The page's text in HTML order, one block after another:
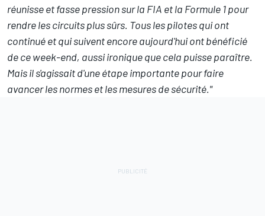
réunisse et fasse pression sur la FIA et la Formule 1 pour
rendre les circuits plus sûrs. Tous les pilotes qui ont
continué et qui suivent encore aujourd'hui ont bénéficié
de ce week-end, aussi ironique que cela puisse paraître.
Mais il s'agissait d'une étape importante pour faire
avancer les normes et les mesures de sécurité."